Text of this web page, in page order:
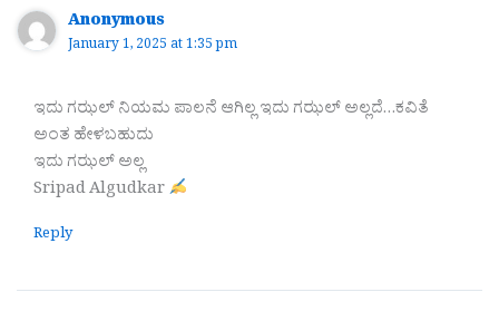
Anonymous
January 1, 2025 at 1:35 pm
ಇದು ಗಝಲ್ ನಿಯಮ ಪಾಲನೆ ಆಗಿಲ್ಲ ಇದು ಗಝಲ್ ಅಲ್ಲದೆ…ಕವಿತೆ
ಅಂತ ಹೇಳಬಹುದು
ಇದು ಗಝಲ್ ಅಲ್ಲ
Sripad Algudkar
Reply